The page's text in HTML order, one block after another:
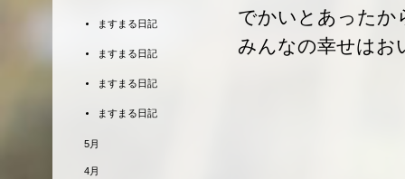
でかいとあったか
みんなの幸せはお
ますまる日記
ますまる日記
ますまる日記
ますまる日記
5月
4月